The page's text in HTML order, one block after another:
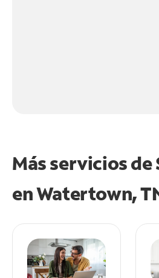
Más servicios de
enWatertown,